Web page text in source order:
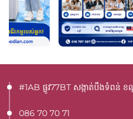
#1AB ផ្លូវ77BT​ សង្កាត់បឹងទំពន់ ខ
086 70 70 71